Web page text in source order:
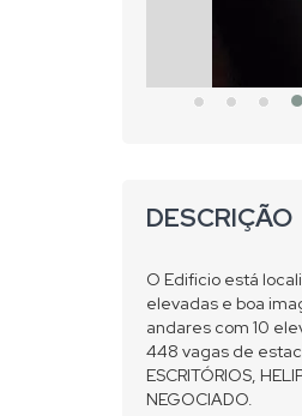
DESCRIÇÃO
O Edificio está
elevadas e boa
andares com 10
448 vagas de
ESCRITÓRIOS,
NEGOCIADO.